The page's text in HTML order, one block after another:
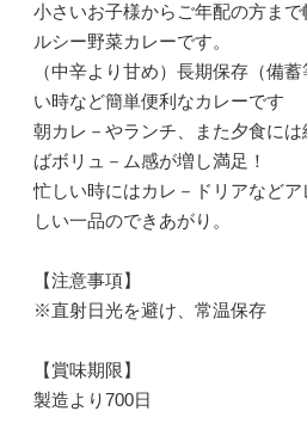
小さいお子様からご年配の方ま
ルシー野菜カレーです。
（中辛より甘め）長期保存（備
い時など簡単便利なカレーです
朝カレ－やランチ、また夕食に
ばボリュ－ム感が増し満足！
忙しい時にはカレ－ドリアなど
しい一品のできあがり。
【注意事項】
※直射日光を避け、常温保存
【賞味期限】
製造より700日